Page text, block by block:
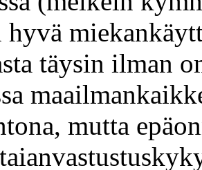
hyvä
täysin ilman
mutta